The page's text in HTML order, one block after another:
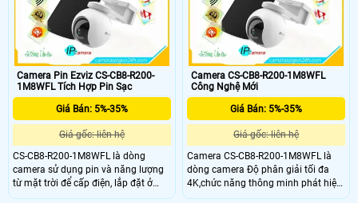
thoại 2 chiều và thẻ nhớ 512GB cho
lưu trữ dài hạn.
Camera Pin Ezviz CS-CB8-R200-
1M8WFL Tích Hợp Pin Sạc
Giá Bán: 5%-35%
Giá gốc: liên hệ
CS-CB8-R200-1M8WFL là dòng
camera sử dụng pin và năng lượng
từ mặt trời để cấp điện, lắp đặt ở
những vị trí đặc thù, ống kính có độ
Camera CS-CB8-R200-1M8WFL
Công Nghệ Mới
Giá Bán: 5%-35%
Giá gốc: liên hệ
Camera CS-CB8-R200-1M8WFL là
dòng camera Độ phân giải tối đa
4K,chức năng thông minh phát hiện
hình dạng con người, không dây.